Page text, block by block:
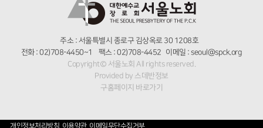
주소 : 서울특별시 종로구 김상옥로 30 1208호
전화 : 02)708-4450~1 팩스 : 02)708-4452 이메일 : seoul@spck.org
Copyright© 서울노회 All rights reserved.
Provided by 스데반정보
구홈페이지 바로가기
개인정보처리방침 이용약관 이메일무단수집거부